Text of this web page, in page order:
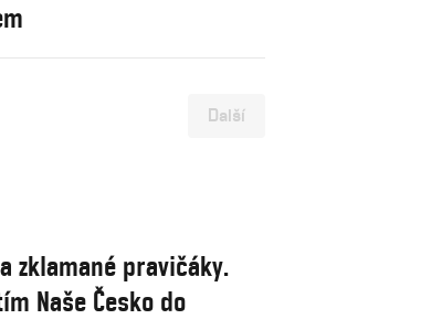
Další
zklamané pravičáky.
Naše Česko do